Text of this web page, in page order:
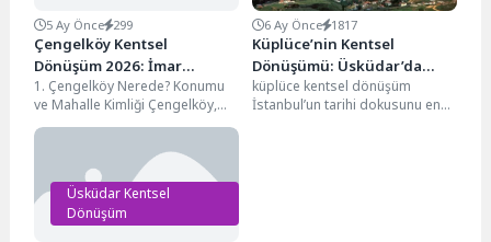
5 Ay Önce 299
Çengelköy Kentsel
Dönüşüm 2026: İmar
Durumu, Deprem Riski,
Müteahhit Seçimi ve
Bölgesel Analiz Rehberi
1. Çengelköy Nerede? Konumu
ve Mahalle Kimliği Çengelköy,
İstanbul Anadolu Yakası’nda
6 Ay Önce 1817
Küplüce’nin Kentsel
Dönüşümü: Üsküdar’da
Güvenli Gelecek ve Modern
Yaşam Rehberi
küplüce kentsel dönüşüm
İstanbul’un tarihi dokusunu en
Üsküdar Kentsel
Dönüşüm